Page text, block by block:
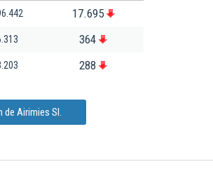
17.695
364
288
Airimies Sl.